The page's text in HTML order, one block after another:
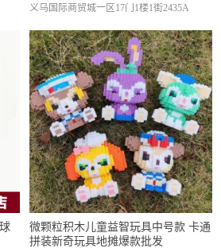
义乌国际商贸城一区17门1楼1街2435A
微颗粒积木儿童益智玩具中号款 卡通
拼装新奇玩具地摊爆款批发